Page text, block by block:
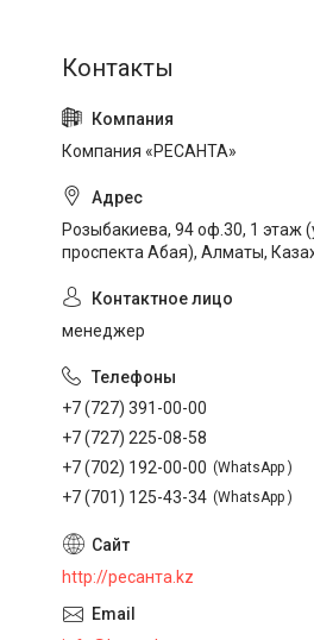
Компания «РЕСАНТА»
Розыбакиева, 94 оф.30, 1 этаж
проспекта Абая), Алматы,
менеджер
+7 (727) 391-00-00
+7 (727) 225-08-58
+7 (702) 192-00-00
WhatsApp
+7 (701) 125-43-34 WhatsApp
http://ресанта.kz